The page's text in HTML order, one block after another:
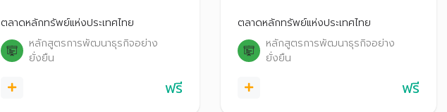
ตลอดจนการเปิดเผยข้อมูลด้านความยั่งยืน
ที่ตอบสนองต่อประเด็นสำคัญด้านเศรษฐกิจ
สังคม และสิ่งแวดล้อม
ตลาดหลักทรัพย์แห่งประเทศไทย
หลักสูตรการพัฒนาธุรกิจอย่าง
ยั่งยืน
ฟรี
คุณค่าขององค์กร รวมถึงเรียนรู้
กระบวนการวิเคราะห์ประเด็นสำคัญด้าน
ความยั่งยืน
ตลาดหลักทรัพย์แห่งประเทศไทย
หลักสูตรการพัฒนาธุรกิจอย่าง
ยั่งยืน
ฟรี